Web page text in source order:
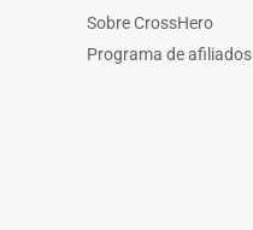
Sobre CrossHero
Programa de afiliados